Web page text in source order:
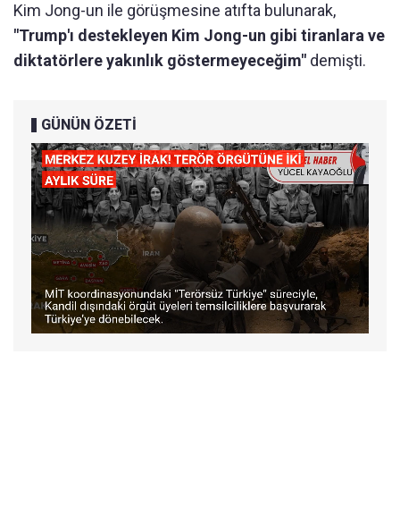
Kim Jong-un ile görüşmesine atıfta bulunarak,
"Trump'ı destekleyen Kim Jong-un gibi tiranlara ve
diktatörlere yakınlık göstermeyeceğim" demişti.
GÜNÜN ÖZETİ